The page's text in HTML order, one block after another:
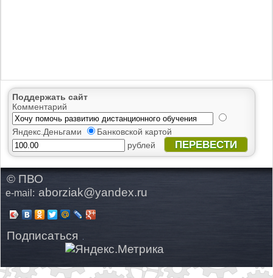
Поддержать сайт
Комментарий
Яндекс.Деньгами
Банковской картой
рублей
ПЕРЕВЕСТИ
© ПВО
e-mail: aborziak@yandex.ru
Подписаться